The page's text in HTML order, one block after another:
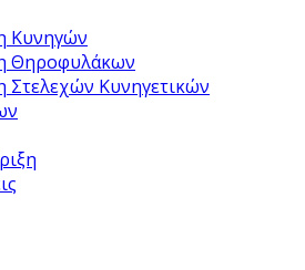
Κυνηγών
Θηροφυλάκων
Στελεχών Κυνηγετικών